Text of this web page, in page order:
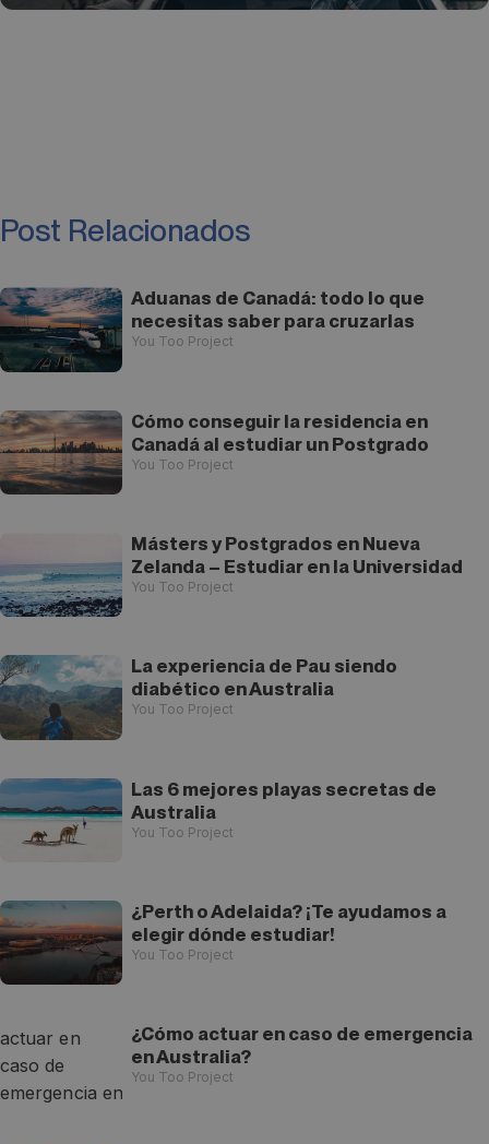
Post Relacionados
Aduanas de Canadá: todo lo que
necesitas saber para cruzarlas
You Too Project
Cómo conseguir la residencia en
Canadá al estudiar un Postgrado
You Too Project
Másters y Postgrados en Nueva
Zelanda – Estudiar en la Universidad
You Too Project
La experiencia de Pau siendo
diabético en Australia
You Too Project
Las 6 mejores playas secretas de
Australia
You Too Project
¿Perth o Adelaida? ¡Te ayudamos a
elegir dónde estudiar!
You Too Project
¿Cómo actuar en caso de emergencia
en Australia?
You Too Project